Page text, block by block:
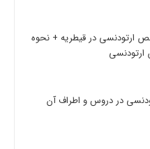
ارتودنسی در قیطریه + نحوه
در دروس و اطراف آن